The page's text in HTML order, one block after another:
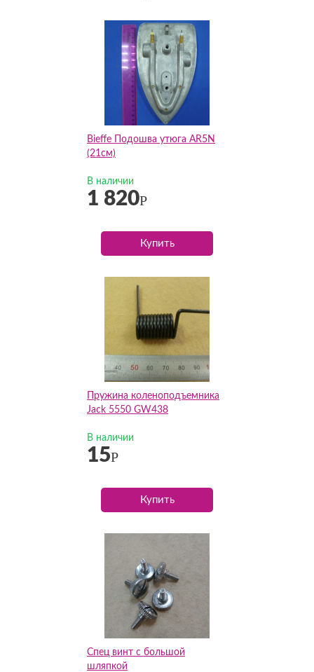
Bieffe Подошва утюга AR5N
(21см)
В наличии
1 820Р
Купить
Пружина коленоподъемника
Jack 5550 GW438
В наличии
15Р
Купить
Спец винт с большой
шляпкой